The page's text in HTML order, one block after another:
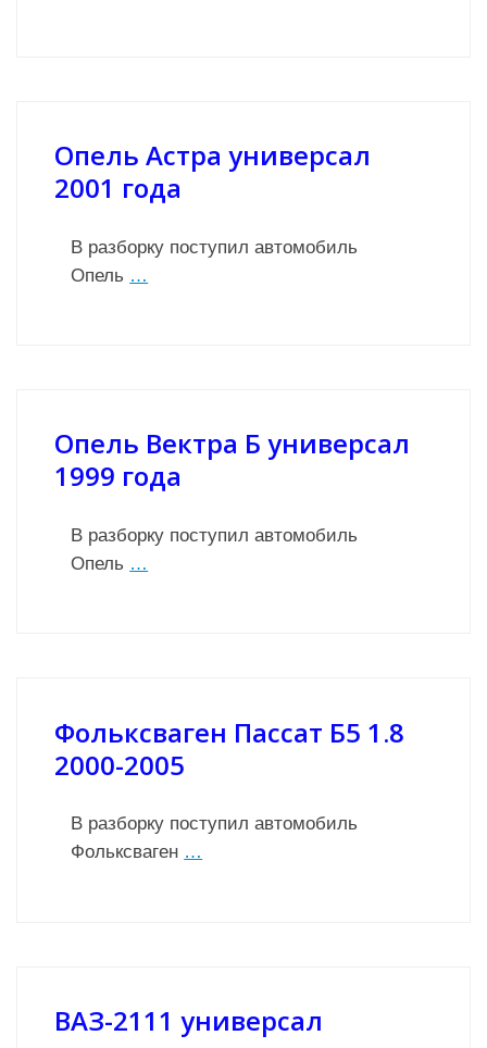
Опель Астра универсал
2001 года
В разборку поступил автомобиль
Опель …
Опель Вектра Б универсал
1999 года
В разборку поступил автомобиль
Опель …
Фольксваген Пассат Б5 1.8
2000-2005
В разборку поступил автомобиль
Фольксваген …
ВАЗ-2111 универсал